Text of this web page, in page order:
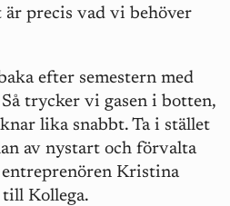
precis vad vi behöver
efter semestern med
trycker vi gasen i botten,
lika snabbt. Ta i stället
av nystart och förvalta
entreprenören Kristina
Kollega.